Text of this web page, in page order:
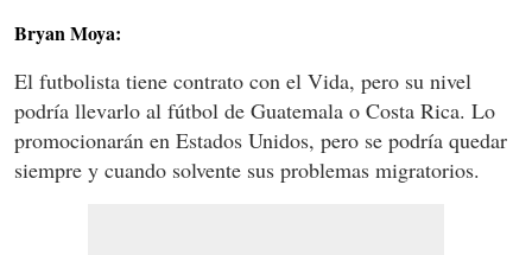
Bryan Moya:
El futbolista tiene contrato con el Vida, pero su nivel
podría llevarlo al fútbol de Guatemala o Costa Rica. Lo
promocionarán en Estados Unidos, pero se podría quedar
siempre y cuando solvente sus problemas migratorios.